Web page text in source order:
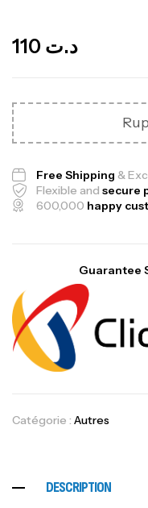
د.ت
Free Shipping &
Flexible and secure
600,000 happy
Guarantee
Catégorie : Autres
DESCRIPTION